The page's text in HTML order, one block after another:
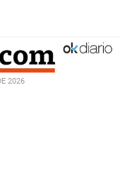
2026